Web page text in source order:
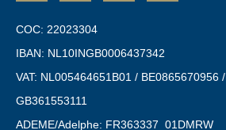
COC: 22023304
IBAN: NL10INGB0006437342
VAT: NL005464651B01 / BE0865670956 /
GB361553111
ADEME/Adelphe: FR363337_01DMRW